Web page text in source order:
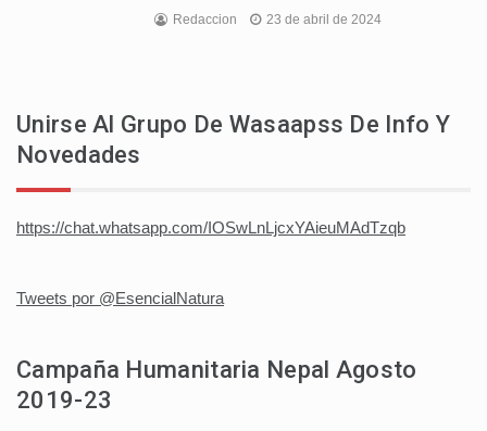
Redaccion 23 de abril de 2024
Unirse Al Grupo De Wasaapss De Info Y
Novedades
https://chat.whatsapp.com/IOSwLnLjcxYAieuMAdTzqb
Tweets por @EsencialNatura
Campaña Humanitaria Nepal Agosto
2019-23